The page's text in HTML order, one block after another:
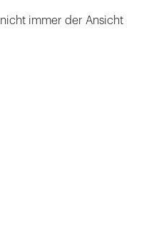
immer der Ansicht